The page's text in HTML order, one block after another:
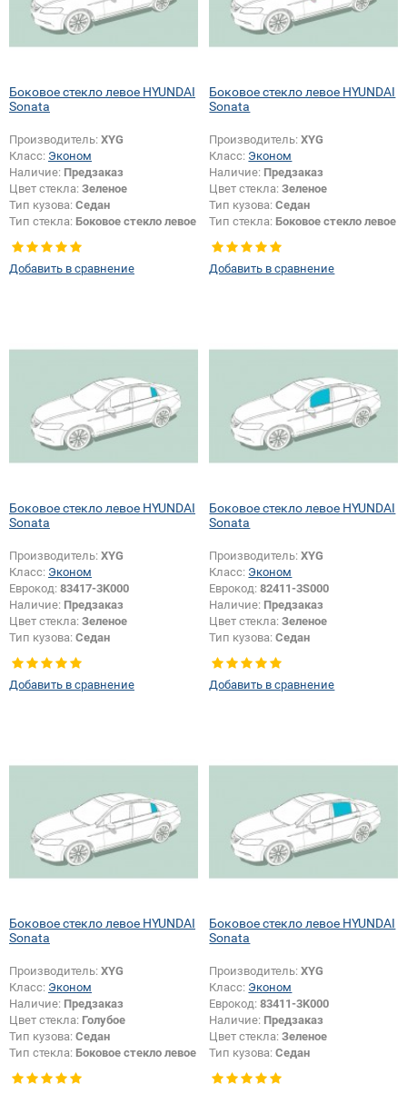
Боковое стекло левое HYUNDAI
Sonata
Производитель: XYG
Класс: Эконом
Наличие: Предзаказ
Цвет стекла: Зеленое
Тип кузова: Седан
Тип стекла: Боковое стекло левое
Добавить в сравнение
Боковое стекло левое HYUNDAI
Sonata
Производитель:XYG
Класс: Эконом
Наличие: Предзаказ
Цвет стекла:Зеленое
Тип кузова:Седан
Тип стекла: Боковое стекло левое
Добавить в сравнение
Боковое стекло левое HYUNDAI
Sonata
Производитель: XYG
Класс: Эконом
Еврокод: 83417-3K000
Наличие: Предзаказ
Цвет стекла: Зеленое
Тип кузова: Седан
Добавить в сравнение
Боковое стекло левое HYUNDAI
Sonata
Производитель:XYG
Класс: Эконом
Еврокод:82411-3S000
Наличие: Предзаказ
Цвет стекла:Зеленое
Тип кузова:Седан
Добавить в сравнение
Боковое стекло левое HYUNDAI
Sonata
Производитель: XYG
Класс: Эконом
Наличие: Предзаказ
Цвет стекла: Голубое
Тип кузова: Седан
Тип стекла: Боковое стекло левое
Боковое стекло левое HYUNDAI
Sonata
Производитель:XYG
Класс: Эконом
Еврокод:83411-3K000
Наличие: Предзаказ
Цвет стекла:Зеленое
Тип кузова:Седан
Тип стекла:Боковое стекло левое